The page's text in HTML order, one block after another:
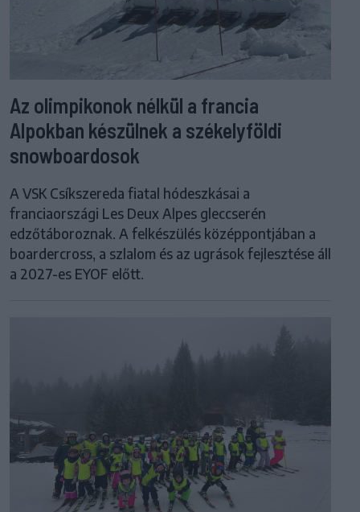
Az olimpikonok nélkül a francia
Alpokban készülnek a székelyföldi
snowboardosok
A VSK Csíkszereda fiatal hódeszkásai a
franciaországi Les Deux Alpes gleccserén
edzőtáboroznak. A felkészülés középpontjában a
boardercross, a szlalom és az ugrások fejlesztése áll
a 2027-es EYOF előtt.